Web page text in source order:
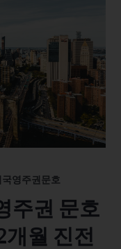
국영주권문호
주권 문호
월 진전